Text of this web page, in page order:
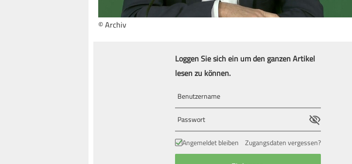
© Archiv
Loggen Sie sich ein um den ganzen Artikel
lesen zu können.
Angemeldet bleiben Zugangsdaten vergessen?